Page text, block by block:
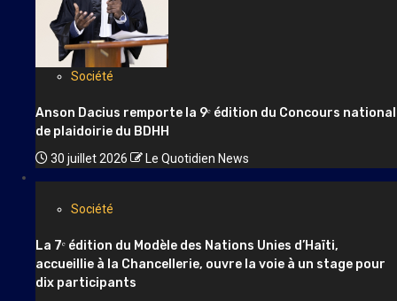
Société
Anson Dacius remporte la 9ᵉ édition du Concours national
de plaidoirie du BDHH
30 juillet 2026 Le Quotidien News
Société
La 7ᵉ édition du Modèle des Nations Unies d’Haïti,
accueillie à la Chancellerie, ouvre la voie à un stage pour
dix participants